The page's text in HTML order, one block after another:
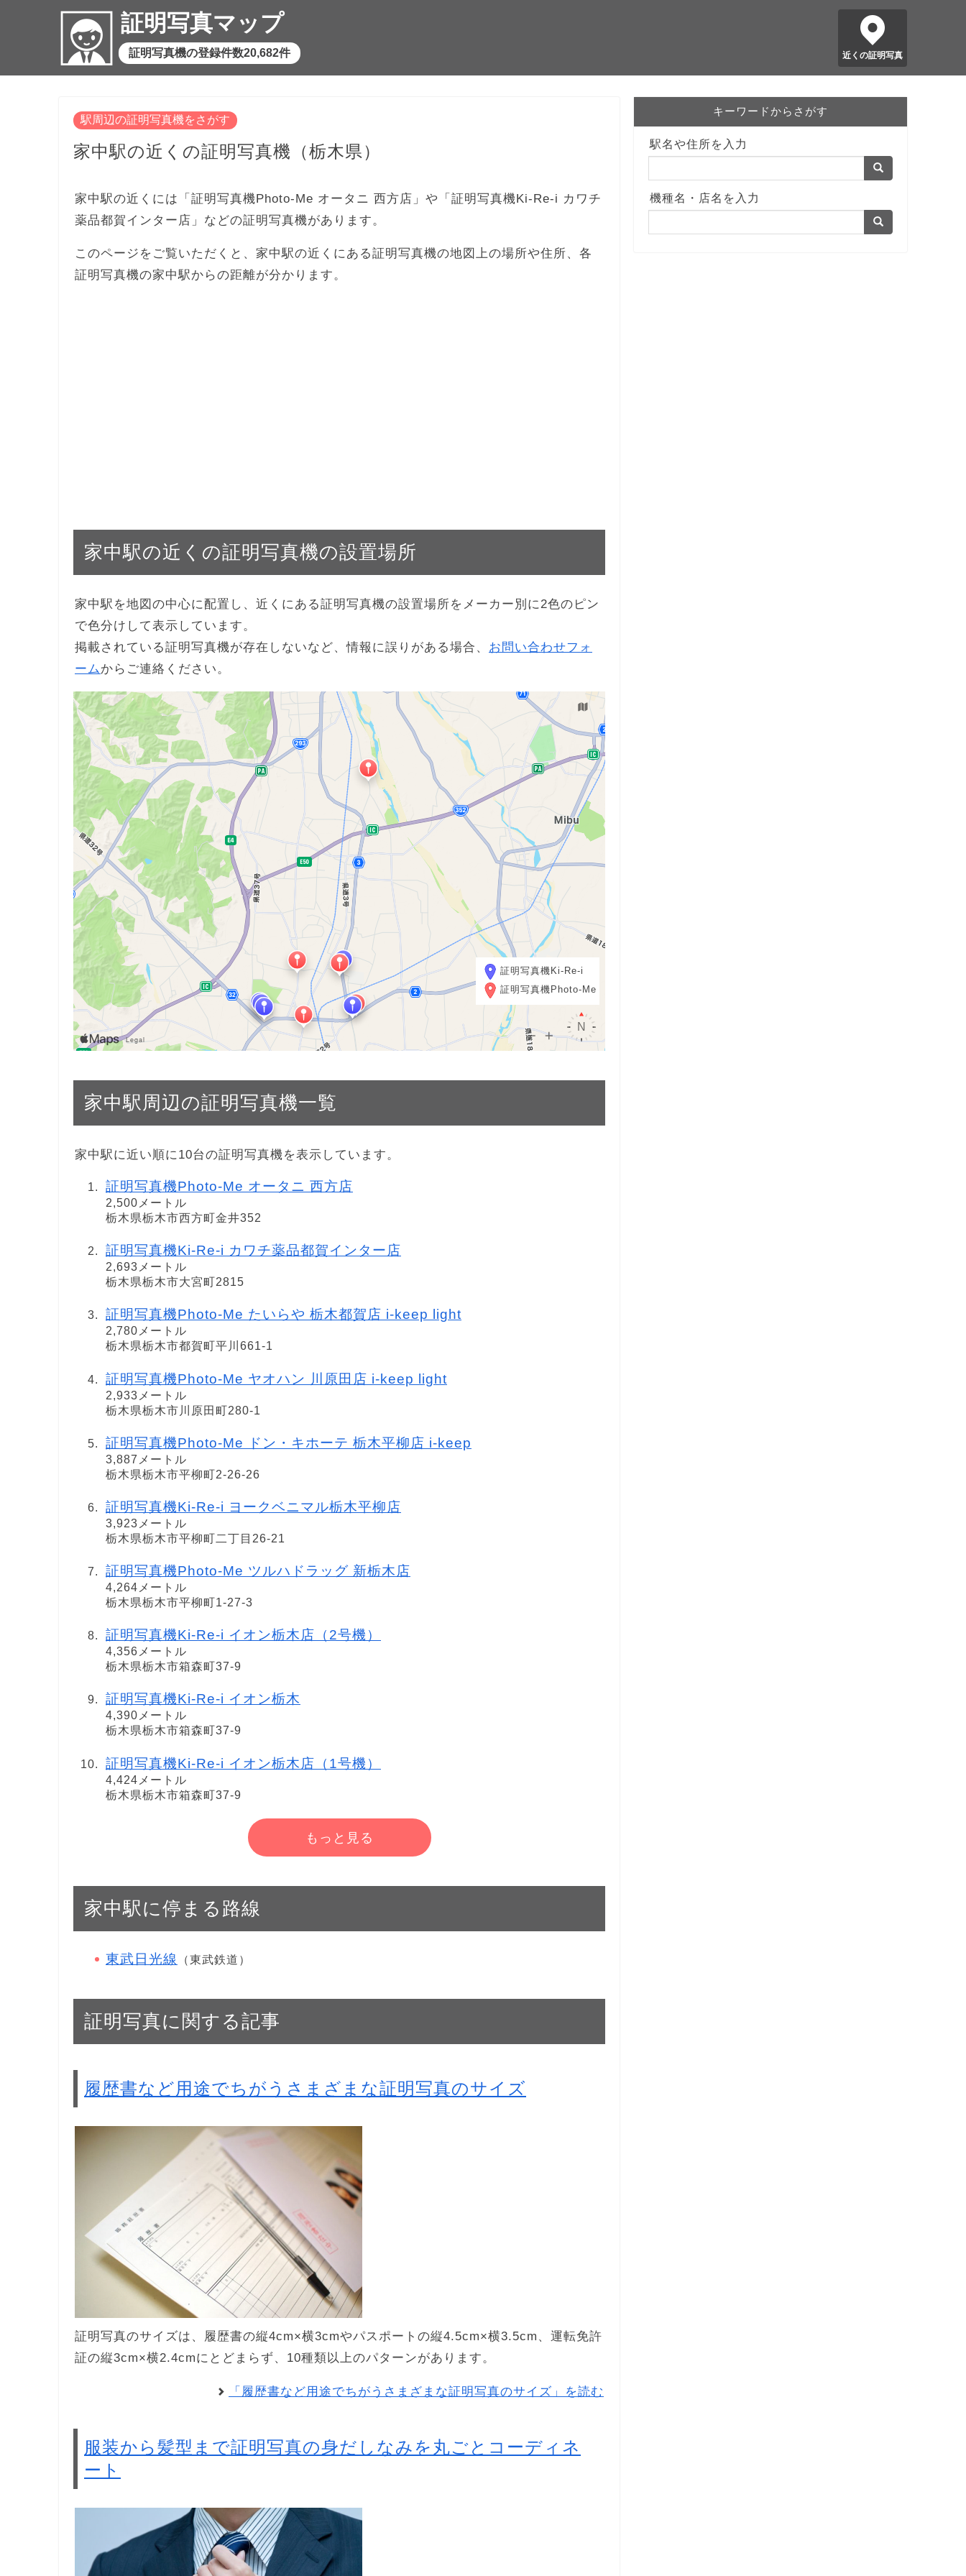
証明写真マップ
証明写真機の登録件数20,682件 近くの証明写真
駅周辺の証明写真機をさがす
家中駅の近くの証明写真機（栃木県）
家中駅の近くには「証明写真機Photo-Me オータニ 西方店」や「証明写真機Ki-Re-i カワチ
薬品都賀インター店」などの証明写真機があります。
このページをご覧いただくと、家中駅の近くにある証明写真機の地図上の場所や住所、各
証明写真機の家中駅からの距離が分かります。
家中駅の近くの証明写真機の設置場所
家中駅を地図の中心に配置し、近くにある証明写真機の設置場所をメーカー別に2色のピン
で色分けして表示しています。
掲載されている証明写真機が存在しないなど、情報に誤りがある場合、 お問い合わせフォ
ーム からご連絡ください。
証明写真機Ki-Re-i
証明写真機Photo-Me
家中駅周辺の証明写真機一覧
家中駅に近い順に10台の証明写真機を表示しています。
証明写真機Photo-Me オータニ 西方店
2,500メートル
栃木県栃木市西方町金井352
証明写真機Ki-Re-i カワチ薬品都賀インター店
2,693メートル
栃木県栃木市大宮町2815
証明写真機Photo-Me たいらや 栃木都賀店 i-keep light
2,780メートル
栃木県栃木市都賀町平川661-1
証明写真機Photo-Me ヤオハン 川原田店 i-keep light
2,933メートル
栃木県栃木市川原田町280-1
証明写真機Photo-Me ドン・キホーテ 栃木平柳店 i-keep
3,887メートル
栃木県栃木市平柳町2-26-26
証明写真機Ki-Re-i ヨークベニマル栃木平柳店
3,923メートル
栃木県栃木市平柳町二丁目26-21
証明写真機Photo-Me ツルハドラッグ 新栃木店
4,264メートル
栃木県栃木市平柳町1-27-3
証明写真機Ki-Re-i イオン栃木店（2号機）
4,356メートル
栃木県栃木市箱森町37-9
証明写真機Ki-Re-i イオン栃木
4,390メートル
栃木県栃木市箱森町37-9
証明写真機Ki-Re-i イオン栃木店（1号機）
4,424メートル
栃木県栃木市箱森町37-9
もっと見る
家中駅に停まる路線
東武日光線 （東武鉄道）
証明写真に関する記事
履歴書など用途でちがうさまざまな証明写真のサイズ
証明写真のサイズは、履歴書の縦4cm×横3cmやパスポートの縦4.5cm×横3.5cm、運転免許
証の縦3cm×横2.4cmにとどまらず、10種類以上のパターンがあります。
「履歴書など用途でちがうさまざまな証明写真のサイズ」を読む
服装から髪型まで証明写真の身だしなみを丸ごとコーディネ
ート
キーワードからさがす
駅名や住所を入力
機種名・店名を入力